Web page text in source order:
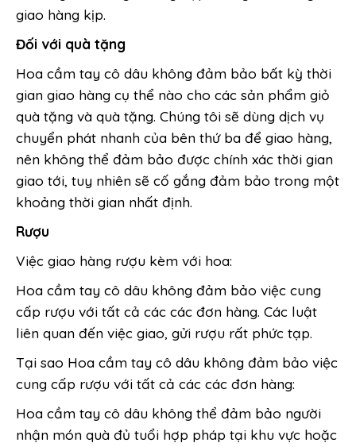
giao hàng kịp.
Đối với quà tặng
Hoa cầm tay cô dâu không đảm bảo bất kỳ thời
gian giao hàng cụ thể nào cho các sản phẩm giỏ
quà tặng và quà tặng. Chúng tôi sẽ dùng dịch vụ
chuyển phát nhanh của bên thứ ba để giao hàng,
nên không thể đảm bảo được chính xác thời gian
giao tới, tuy nhiên sẽ cố gắng đảm bảo trong một
khoảng thời gian nhất định.
Rượu
Việc giao hàng rượu kèm với hoa:
Hoa cầm tay cô dâu không đảm bảo việc cung
cấp rượu với tất cả các các đơn hàng. Các luật
liên quan đến việc giao, gửi rượu rất phức tạp.
Tại sao Hoa cầm tay cô dâu không đảm bảo việc
cung cấp rượu với tất cả các các đơn hàng:
Hoa cầm tay cô dâu không thể đảm bảo người
nhận món quà đủ tuổi hợp pháp tại khu vực hoặc